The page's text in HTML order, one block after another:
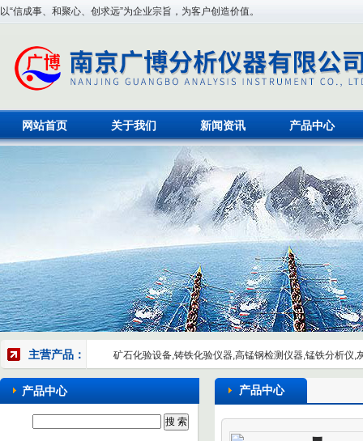
以“信成事、和聚心、创求远”为企业宗旨，为客户创造价值。
网站首页 关于我们 新闻资讯 产品中心
主营产品： 矿石化验设备,铸铁化验仪器,高锰钢检测仪器,锰铁分析仪,
产品中心 产品中心